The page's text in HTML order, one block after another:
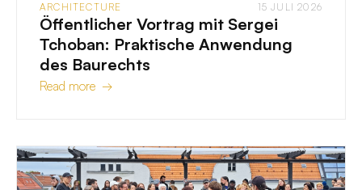
ARCHITECTURE 15 JULI 2026
Öffentlicher Vortrag mit Sergei
Tchoban: Praktische Anwendung
des Baurechts
Read more →